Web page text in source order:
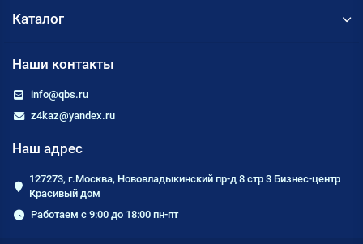
Каталог
Наши контакты
info@qbs.ru
z4kaz@yandex.ru
Наш адрес
127273, г.Москва, Нововладыкинский пр-д 8 стр 3 Бизнес-центр
Красивый дом
Работаем с 9:00 до 18:00 пн-пт